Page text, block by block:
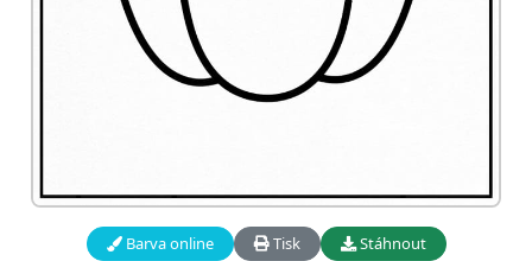
Barva online Tisk Stáhnout